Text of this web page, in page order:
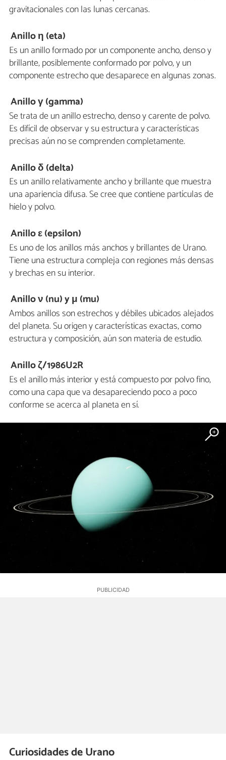
gravitacionales con las lunas cercanas.
Anillo η (eta)
Es un anillo formado por un componente ancho, denso y
brillante, posiblemente conformado por polvo, y un
componente estrecho que desaparece en algunas zonas.
Anillo γ (gamma)
Se trata de un anillo estrecho, denso y carente de polvo.
Es difícil de observar y su estructura y características
precisas aún no se comprenden completamente.
Anillo δ (delta)
Es un anillo relativamente ancho y brillante que muestra
una apariencia difusa. Se cree que contiene partículas de
hielo y polvo.
Anillo ε (epsilon)
Es uno de los anillos más anchos y brillantes de Urano.
Tiene una estructura compleja con regiones más densas
y brechas en su interior.
Anillo ν (nu) y μ (mu)
Ambos anillos son estrechos y débiles ubicados alejados
del planeta. Su origen y características exactas, como
estructura y composición, aún son materia de estudio.
Anillo ζ/1986U2R
Es el anillo más interior y está compuesto por polvo fino,
como una capa que va desapareciendo poco a poco
conforme se acerca al planeta en sí.
Curiosidades de Urano